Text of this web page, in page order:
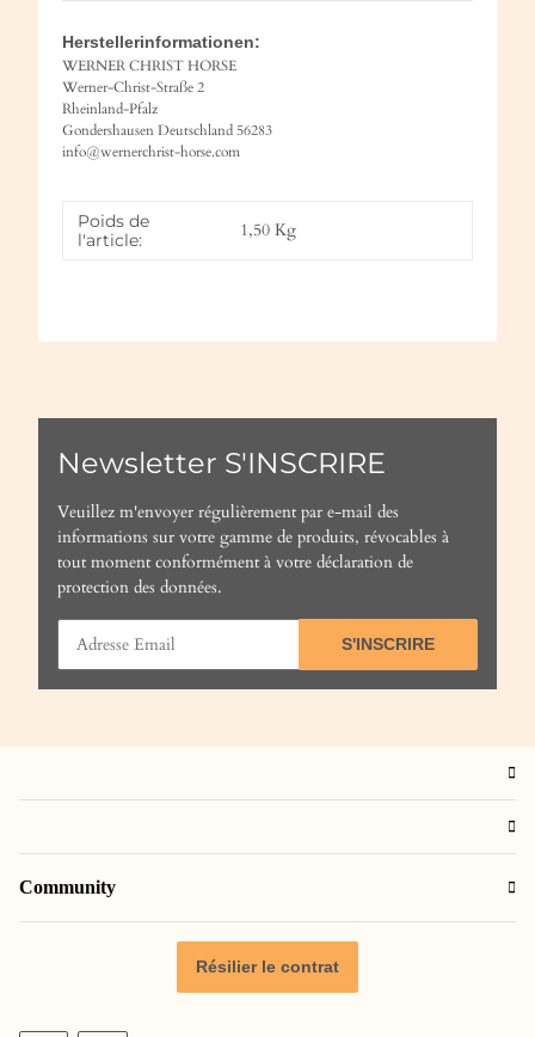
Herstellerinformationen:
WERNER CHRIST HORSE
Werner-Christ-Straße 2
Rheinland-Pfalz
Gondershausen Deutschland 56283
info@wernerchrist-horse.com
Poids de
l'article:
1,50 Kg
Newsletter S'INSCRIRE
Veuillez m'envoyer régulièrement par e-mail des
informations sur votre gamme de produits, révocables à
tout moment conformément à votre déclaration de
protection des données.
S'INSCRIRE
Community
Résilier le contrat